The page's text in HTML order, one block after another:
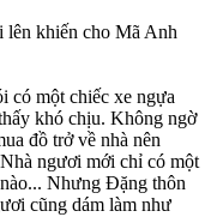
khiến cho Mã Anh
có một chiếc xe ngựa
khó chịu. Không ngờ
đồ trở về nhà nên
ngươi mới chỉ có một
Nhưng Đặng thôn
cũng dám làm như